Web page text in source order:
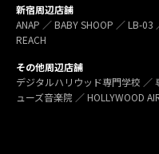
新宿周辺店舗
ANAP ／ BABY SHOOP ／ LB-03
REACH
その他周辺店舗
デジタルハリウッド専門学校 ／
ューズ音楽院 ／ HOLLYWOOD